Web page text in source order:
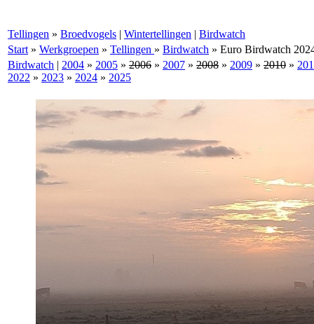
Tellingen » Broedvogels | Wintertellingen | Birdwatch
Start » Werkgroepen » Tellingen » Birdwatch » Euro Birdwatch
Birdwatch | 2004 » 2005 » 2006 » 2007 » 2008 » 2009 » 2010 »
2022 » 2023 » 2024 » 2025